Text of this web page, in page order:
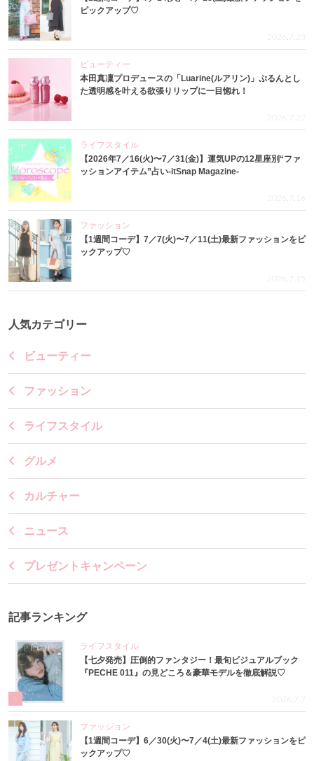
ピックアップ♡
2026.7.23
ビューティー
本田真凜プロデュースの「Luarine(ルアリン)」ぷるんとし
た透明感を叶える欲張りリップに一目惚れ！
2026.7.22
ライフスタイル
【2026年7／16(火)〜7／31(金)】運気UPの12星座別“ファ
ッションアイテム”占い-itSnap Magazine-
2026.7.16
ファッション
【1週間コーデ】7／7(火)〜7／11(土)最新ファッションをピ
ックアップ♡
2026.7.15
人気カテゴリー
ビューティー
ファッション
ライフスタイル
グルメ
カルチャー
ニュース
プレゼントキャンペーン
記事ランキング
ライフスタイル
【七夕発売】圧倒的ファンタジー！最旬ビジュアルブック
『PECHE 011』の見どころ＆豪華モデルを徹底解説♡
2026.7.7
ファッション
【1週間コーデ】6／30(火)〜7／4(土)最新ファッションをピ
ックアップ♡